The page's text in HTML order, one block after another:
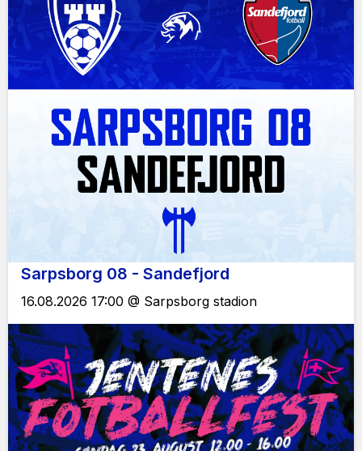
Sarpsborg 08 - Sandefjord
16.08.2026 17:00 @ Sarpsborg stadion